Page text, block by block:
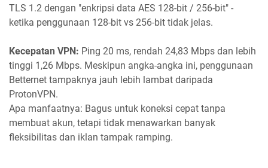
TLS 1.2 dengan "enkripsi data AES 128-bit / 256-bit" -
ketika penggunaan 128-bit vs 256-bit tidak jelas.
Kecepatan VPN: Ping 20 ms, rendah 24,83 Mbps dan lebih
tinggi 1,26 Mbps. Meskipun angka-angka ini, penggunaan
Betternet tampaknya jauh lebih lambat daripada
ProtonVPN.
Apa manfaatnya: Bagus untuk koneksi cepat tanpa
membuat akun, tetapi tidak menawarkan banyak
fleksibilitas dan iklan tampak ramping.